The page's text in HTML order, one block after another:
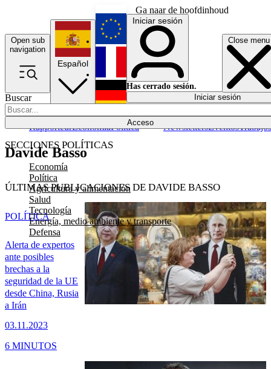
Ga naar de hoofdinhoud
Open sub
navigation
Close menu
Buscar
Acceso
SECCIONES POLÍTICAS
Economía
Política
Agricultura y alimentación
Salud
Tecnología
Energía, medio ambiente y transporte
Defensa
RapporteurEconomíaPolítica NewslettersEventosTrabajos
Español
English
Français
Iniciar sesión
Has cerrado sesión.
Iniciar sesión
Davide Basso
ÚLTIMAS PUBLICACIONES DE DAVIDE BASSO
Alerta de expertos
ante posibles
brechas a la
seguridad de la UE
desde China, Rusia
a Irán
03.11.2023
POLÍTICA
6 MINUTOS